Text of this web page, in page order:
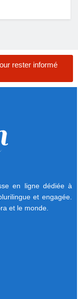
rester informé
en ligne dédiée à
et engagée.
et le monde.